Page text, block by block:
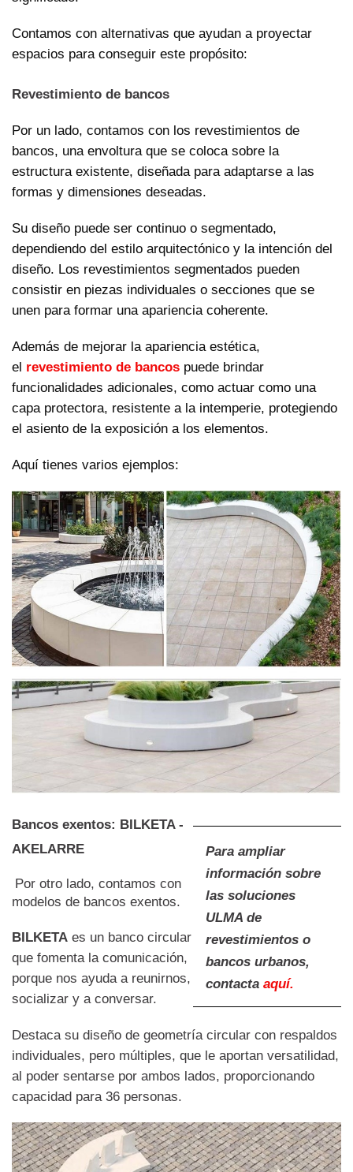
Contamos con alternativas que ayudan a proyectar
espacios para conseguir este propósito:
Revestimiento de bancos
Por un lado, contamos con los revestimientos de
bancos, una envoltura que se coloca sobre la
estructura existente, diseñada para adaptarse a las
formas y dimensiones deseadas.
Su diseño puede ser continuo o segmentado,
dependiendo del estilo arquitectónico y la intención del
diseño. Los revestimientos segmentados pueden
consistir en piezas individuales o secciones que se
unen para formar una apariencia coherente.
Además de mejorar la apariencia estética,
el revestimiento de bancos puede brindar
funcionalidades adicionales, como actuar como una
capa protectora, resistente a la intemperie, protegiendo
el asiento de la exposición a los elementos.
Aquí tienes varios ejemplos:
Para ampliar
información sobre
las soluciones
ULMA de
revestimientos o
bancos urbanos,
contacta aquí.
Bancos exentos: BILKETA -
AKELARRE
Por otro lado, contamos con
modelos de bancos exentos.
BILKETA es un banco circular
que fomenta la comunicación,
porque nos ayuda a reunirnos,
socializar y a conversar.
Destaca su diseño de geometría circular con respaldos
individuales, pero múltiples, que le aportan versatilidad,
al poder sentarse por ambos lados, proporcionando
capacidad para 36 personas.